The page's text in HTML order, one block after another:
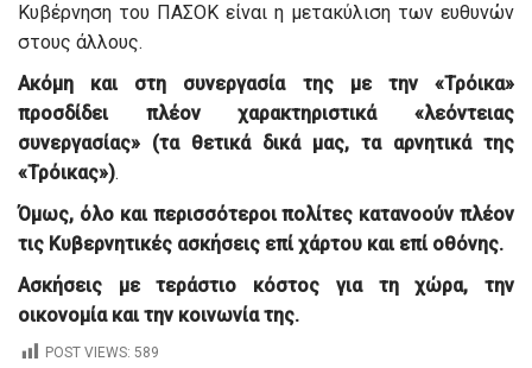
Κυβέρνηση του ΠΑΣΟΚ είναι η μετακύλιση των ευθυνών
στους άλλους.
Ακόμη και στη συνεργασία της με την «Τρόικα»
προσδίδει πλέον χαρακτηριστικά «λεόντειας
συνεργασίας» (τα θετικά δικά μας, τα αρνητικά της
«Τρόικας»).
Όμως, όλο και περισσότεροι πολίτες κατανοούν πλέον
τις Κυβερνητικές ασκήσεις επί χάρτου και επί οθόνης.
Ασκήσεις με τεράστιο κόστος για τη χώρα, την
οικονομία και την κοινωνία της.
POST VIEWS: 589